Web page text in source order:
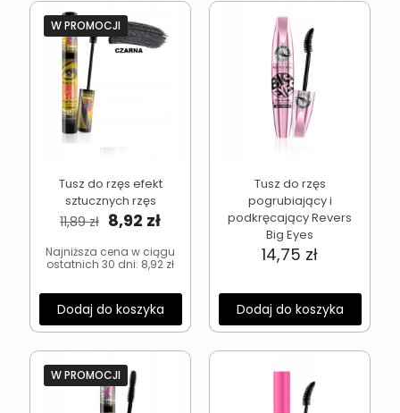
W PROMOCJI
Tusz do rzęs efekt
sztucznych rzęs
11,89zł Pierwotna
wynosiła:
11,89 zł.
8,92 złAktualna
wynosi:
8,92 zł.
Najniższa cena w ciągu
ostatnich 30 dni: 8,92 zł
Dodaj do koszyka
Tusz do rzęs
pogrubiający i
podkręcający Revers
Big Eyes
14,75 zł
Dodaj do koszyka
W PROMOCJI